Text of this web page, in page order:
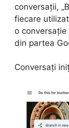
conversații,
fiecare
o
din partea
Conversați